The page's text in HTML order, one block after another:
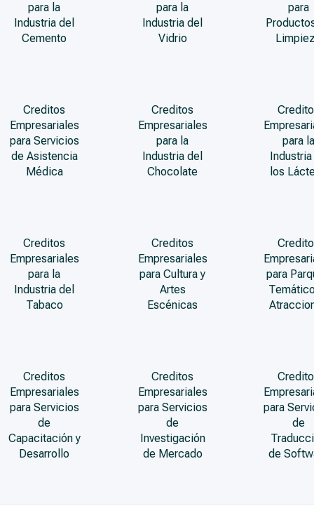
para la
Industria del
Cemento
para la
Industria del
Vidrio
para
Creditos
Empresariales
para Servicios
de Asistencia
Médica
Creditos
Empresariales
para la
Industria del
Chocolate
para la
los
Creditos
Empresariales
para la
Industria del
Tabaco
Creditos
Empresariales
para Cultura y
Artes
Escénicas
para
Creditos
Empresariales
para Servicios
de
Capacitación y
Desarrollo
Creditos
Empresariales
para Servicios
de
Investigación
de Mercado
para
de
de